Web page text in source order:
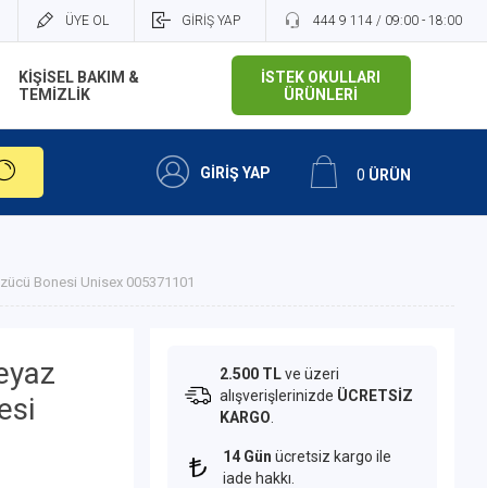
ÜYE OL GİRİŞ YAP 444 9 114 / 09:00 - 18:00
KİŞİSEL BAKIM &
TEMİZLİK
İSTEK OKULLARI
ÜRÜNLERİ
GİRİŞ YAP 0 ÜRÜN
Bonesi Unisex 005371101
2.500 TLve üzeri
alışverişlerinizde ÜCRETSİZ
KARGO
14 Gün ücretsiz kargo ile
iade hakkı.